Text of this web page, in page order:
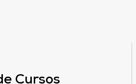
Cursos